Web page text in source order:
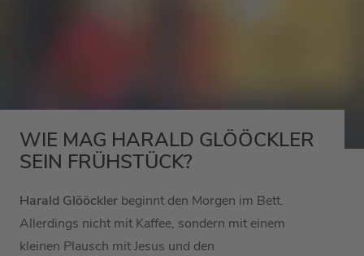
WIE MAG HARALD GLÖÖCKLER
SEIN FRÜHSTÜCK?
Harald Glööckler beginnt den Morgen im Bett.
Allerdings nicht mit Kaffee, sondern mit einem
kleinen Plausch mit Jesus und den